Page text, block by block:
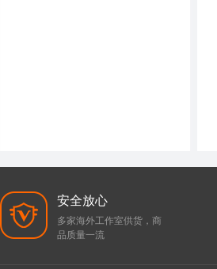
安全放心
多家海外工作室供货，商
品质量一流